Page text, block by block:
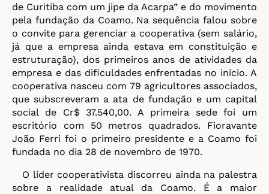
de Curitiba com um jipe da Acarpa” e do movimento
pela fundação da Coamo. Na sequência falou sobre
o convite para gerenciar a cooperativa (sem salário,
já que a empresa ainda estava em constituição e
estruturação), dos primeiros anos de atividades da
empresa e das dificuldades enfrentadas no início. A
cooperativa nasceu com 79 agricultores associados,
que subscreveram a ata de fundação e um capital
social de Cr$ 37.540,00. A primeira sede foi um
escritório com 50 metros quadrados. Fioravante
João Ferri foi o primeiro presidente e a Coamo foi
fundada no dia 28 de novembro de 1970.
O líder cooperativista discorreu ainda na palestra
sobre a realidade atual da Coamo. É a maior